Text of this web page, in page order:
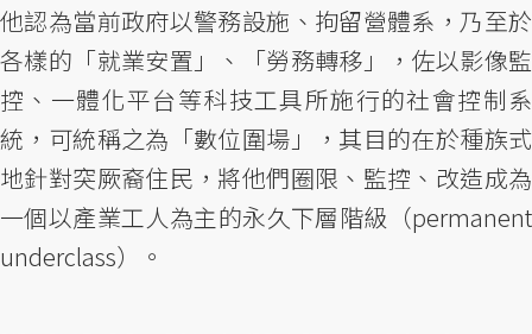
他認為當前政府以警務設施、拘留營體系，乃至於
各樣的「就業安置」、「勞務轉移」，佐以影像監
控、一體化平台等科技工具所施行的社會控制系
統，可統稱之為「數位圍場」，其目的在於種族式
地針對突厥裔住民，將他們圈限、監控、改造成為
一個以產業工人為主的永久下層階級（permanent
underclass）。